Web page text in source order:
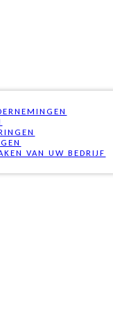
VAN UW BEDRIJF